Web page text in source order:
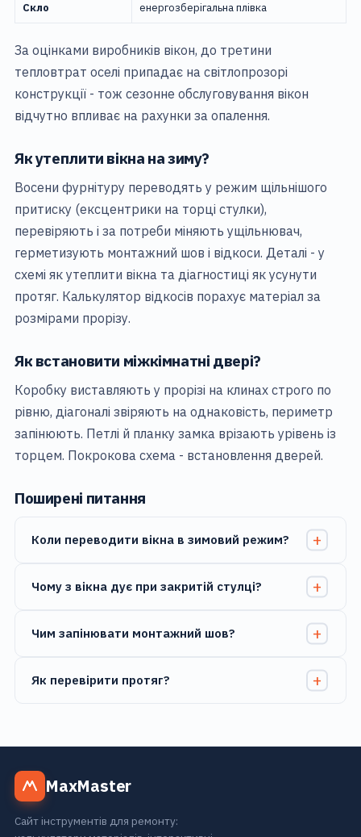
Скло енергозберігальна плівка
За оцінками виробників вікон, до третини
тепловтрат оселі припадає на світлопрозорі
конструкції - тож сезонне обслуговування вікон
відчутно впливає на рахунки за опалення.
Як утеплити вікна на зиму?
Восени фурнітуру переводять у режим щільнішого
притиску (ексцентрики на торці стулки),
перевіряють і за потреби міняють ущільнювач,
герметизують монтажний шов і відкоси. Деталі - у
схемі як утеплити вікна та діагностиці як усунути
протяг. Калькулятор відкосів порахує матеріал за
розмірами прорізу.
Як встановити міжкімнатні двері?
Коробку виставляють у прорізі на клинах строго по
рівню, діагоналі звіряють на однаковість, периметр
запінюють. Петлі й планку замка врізають урівень із
торцем. Покрокова схема - встановлення дверей.
Поширені питання
Коли переводити вікна в зимовий режим?
Чому з вікна дує при закритій стулці?
Чим запінювати монтажний шов?
Як перевірити протяг?
MaxMaster
Сайт інструментів для ремонту: